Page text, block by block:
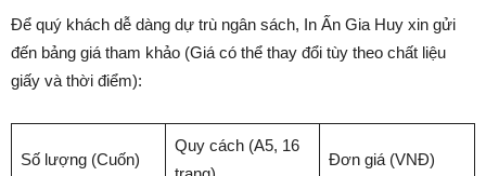
Để quý khách dễ dàng dự trù ngân sách, In Ấn Gia Huy xin gửi
đến bảng giá tham khảo (Giá có thể thay đổi tùy theo chất liệu
giấy và thời điểm):
Số lượng (Cuốn)
Quy cách (A5, 16
Đơn giá (VNĐ)